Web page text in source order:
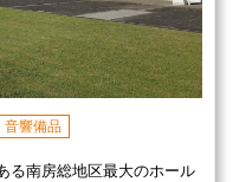
音響備品
る南房総地区最大のホール